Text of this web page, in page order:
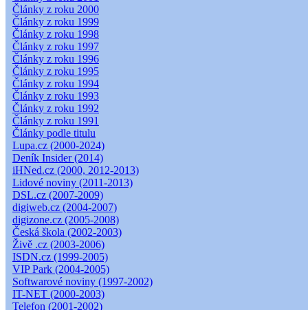
Články z roku 2000
Články z roku 1999
Články z roku 1998
Články z roku 1997
Články z roku 1996
Články z roku 1995
Články z roku 1994
Články z roku 1993
Články z roku 1992
Články z roku 1991
Články podle titulu
Lupa.cz (2000-2024)
Deník Insider (2014)
iHNed.cz (2000, 2012-2013)
Lidové noviny (2011-2013)
DSL.cz (2007-2009)
digiweb.cz (2004-2007)
digizone.cz (2005-2008)
Česká škola (2002-2003)
Živě .cz (2003-2006)
ISDN.cz (1999-2005)
VIP Park (2004-2005)
Softwarové noviny (1997-2002)
IT-NET (2000-2003)
Telefon (2001-2002)